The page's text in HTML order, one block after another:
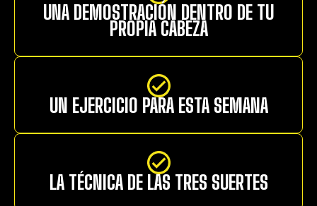
UNA DEMOSTRACIÓN DENTRO DE TU
PROPIA CABEZA
UN EJERCICIO PARA ESTA SEMANA
LA TÉCNICA DE LAS TRES SUERTES